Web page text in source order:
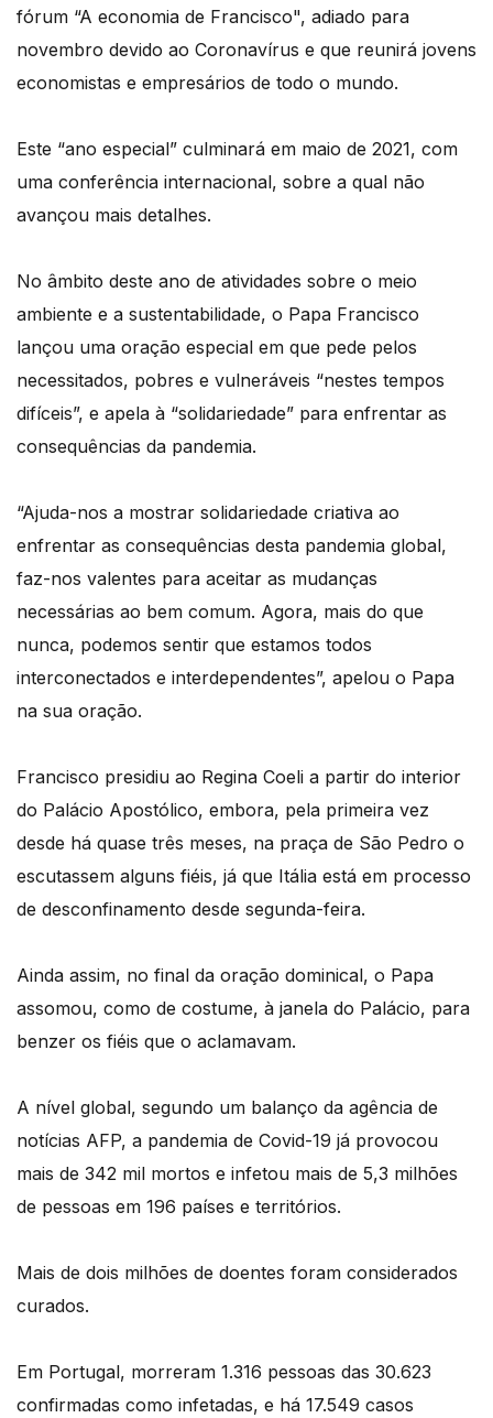
fórum “A economia de Francisco", adiado para
novembro devido ao Coronavírus e que reunirá jovens
economistas e empresários de todo o mundo.
Este “ano especial” culminará em maio de 2021, com
uma conferência internacional, sobre a qual não
avançou mais detalhes.
No âmbito deste ano de atividades sobre o meio
ambiente e a sustentabilidade, o Papa Francisco
lançou uma oração especial em que pede pelos
necessitados, pobres e vulneráveis “nestes tempos
difíceis”, e apela à “solidariedade” para enfrentar as
consequências da pandemia.
“Ajuda-nos a mostrar solidariedade criativa ao
enfrentar as consequências desta pandemia global,
faz-nos valentes para aceitar as mudanças
necessárias ao bem comum. Agora, mais do que
nunca, podemos sentir que estamos todos
interconectados e interdependentes”, apelou o Papa
na sua oração.
Francisco presidiu ao Regina Coeli a partir do interior
do Palácio Apostólico, embora, pela primeira vez
desde há quase três meses, na praça de São Pedro o
escutassem alguns fiéis, já que Itália está em processo
de desconfinamento desde segunda-feira.
Ainda assim, no final da oração dominical, o Papa
assomou, como de costume, à janela do Palácio, para
benzer os fiéis que o aclamavam.
A nível global, segundo um balanço da agência de
notícias AFP, a pandemia de Covid-19 já provocou
mais de 342 mil mortos e infetou mais de 5,3 milhões
de pessoas em 196 países e territórios.
Mais de dois milhões de doentes foram considerados
curados.
Em Portugal, morreram 1.316 pessoas das 30.623
confirmadas como infetadas, e há 17.549 casos